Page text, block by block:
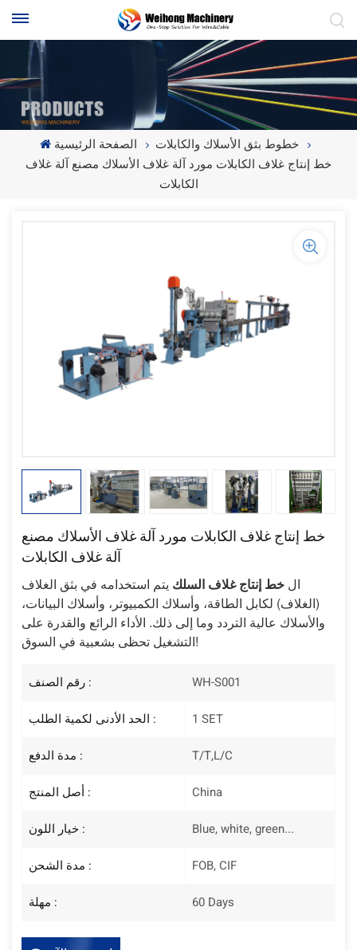
الصفحة الرئيسية
خطوط بثق الأسلاك والكابلات
خط إنتاج غلاف الكابلات مورد آلة غلاف الأسلاك مصنع آلة غلاف
الكابلات
خط إنتاج غلاف الكابلات مورد آلة غلاف الأسلاك مصنع
آلة غلاف الكابلات
ال خط إنتاج غلاف السلك يتم استخدامه في بثق الغلاف
(الغلاف) لكابل الطاقة، وأسلاك الكمبيوتر، وأسلاك البيانات،
والأسلاك عالية التردد وما إلى ذلك. الأداء الرائع والقدرة على
التشغيل تحظى بشعبية في السوق!
رقم الصنف : WH-S001
الحد الأدنى لكمية الطلب : 1 SET
مدة الدفع : T/T,L/C
أصل المنتج : China
خيار اللون : Blue, white, green...
مدة الشحن : FOB, CIF
مهلة : 60 Days